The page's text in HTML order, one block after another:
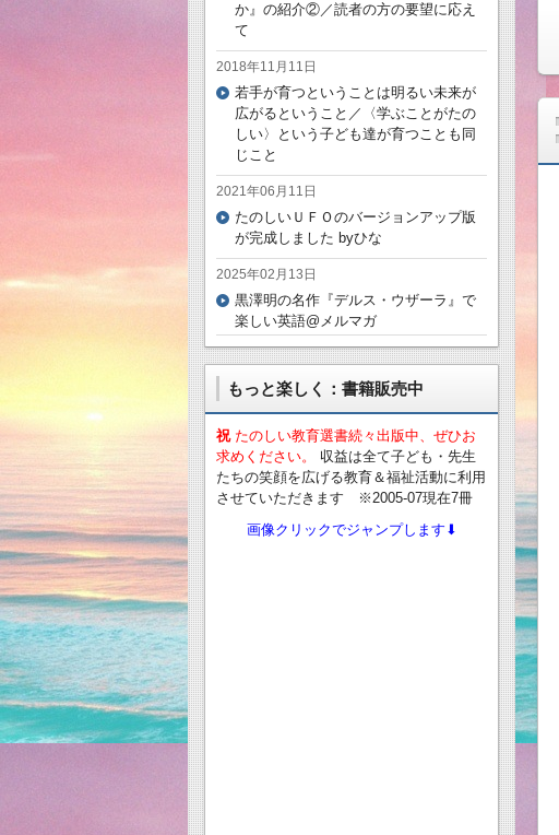
か』の紹介②／読者の方の要望に応え
て
2018年11月11日
若手が育つということは明るい未来が
広がるということ／〈学ぶことがたの
しい〉という子ども達が育つことも同
じこと
2021年06月11日
たのしいＵＦＯのバージョンアップ版
が完成しました byひな
2025年02月13日
黒澤明の名作『デルス・ウザーラ』で
楽しい英語@メルマガ
もっと楽しく：書籍販売中
祝 たのしい教育選書続々出版中、ぜひお
求めください。
収益は全て子ども・先生
たちの笑顔を広げる教育＆福祉活動に利用
させていただきます ※2005-07現在7冊
画像クリックでジャンプします⬇︎